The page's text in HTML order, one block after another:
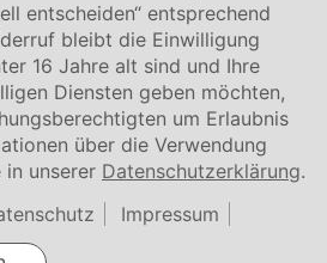
entscheiden“ entsprechend
bleibt die Einwilligung
16 Jahre alt sind und Ihre
Diensten geben möchten,
um Erlaubnis
über die Verwendung
in unserer Datenschutzerklärung.
Impressum